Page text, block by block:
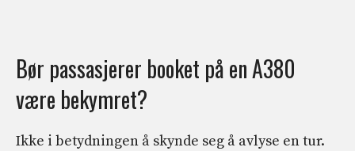
Bør passasjerer booket på en A380
være bekymret?
Ikke i betydningen å skynde seg å avlyse en tur.